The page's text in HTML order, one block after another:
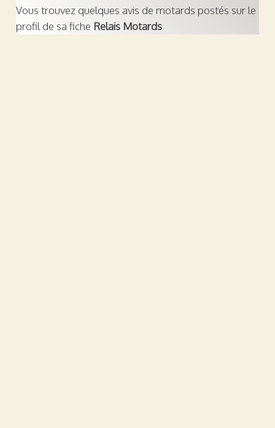
Vous trouvez quelques avis de motards postés sur le
profil de sa fiche Relais Motards